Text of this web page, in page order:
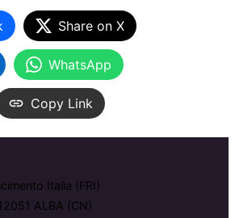
Share on X
WhatsApp
Copy Link
Italia (FRI)
ALBA (CN)